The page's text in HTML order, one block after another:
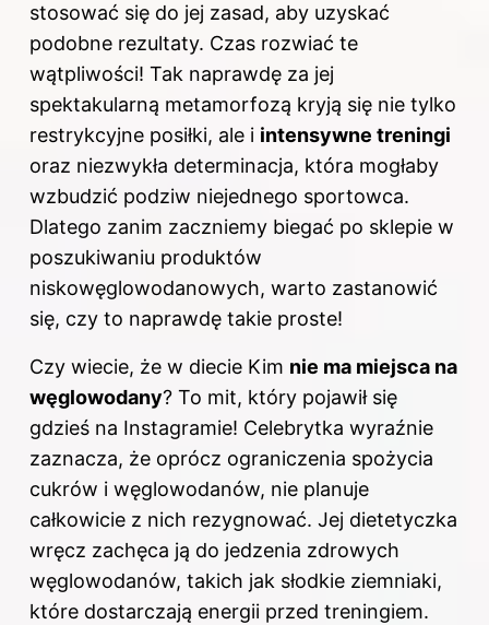
stosować się do jej zasad, aby uzyskać
podobne rezultaty. Czas rozwiać te
wątpliwości! Tak naprawdę za jej
spektakularną metamorfozą kryją się nie tylko
restrykcyjne posiłki, ale i intensywne treningi
oraz niezwykła determinacja, która mogłaby
wzbudzić podziw niejednego sportowca.
Dlatego zanim zaczniemy biegać po sklepie w
poszukiwaniu produktów
niskowęglowodanowych, warto zastanowić
się, czy to naprawdę takie proste!
Czy wiecie, że w diecie Kim nie ma miejsca na
węglowodany? To mit, który pojawił się
gdzieś na Instagramie! Celebrytka wyraźnie
zaznacza, że oprócz ograniczenia spożycia
cukrów i węglowodanów, nie planuje
całkowicie z nich rezygnować. Jej dietetyczka
wręcz zachęca ją do jedzenia zdrowych
węglowodanów, takich jak słodkie ziemniaki,
które dostarczają energii przed treningiem.